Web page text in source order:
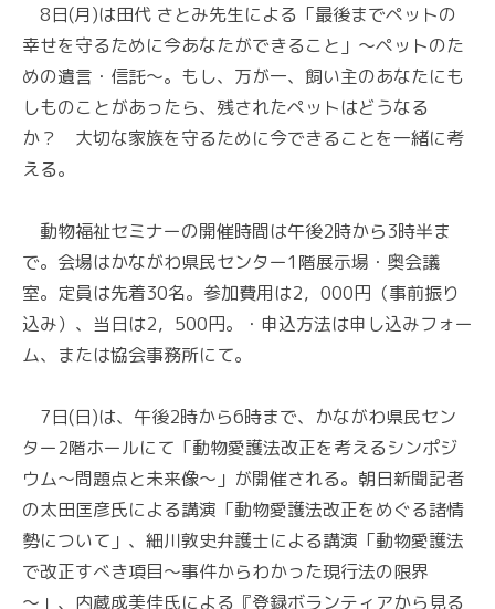
8日(月)は田代 さとみ先生による「最後までペットの
幸せを守るために今あなたができること」～ペットのた
めの遺言・信託～。もし、万が一、飼い主のあなたにも
しものことがあったら、残されたペットはどうなる
か？ 大切な家族を守るために今できることを一緒に考
える。
動物福祉セミナーの開催時間は午後2時から3時半ま
で。会場はかながわ県民センター1階展示場・奥会議
室。定員は先着30名。参加費用は2，000円（事前振り
込み）、当日は2，500円。・申込方法は申し込みフォー
ム、または協会事務所にて。
7日(日)は、午後2時から6時まで、かながわ県民セン
ター2階ホールにて「動物愛護法改正を考えるシンポジ
ウム～問題点と未来像～」が開催される。朝日新聞記者
の太田匡彦氏による講演「動物愛護法改正をめぐる諸情
勢について」、細川敦史弁護士による講演「動物愛護法
で改正すべき項目～事件からわかった現行法の限界
～」、内蔵成美佳氏による『登録ボランティアから見る